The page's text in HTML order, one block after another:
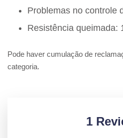
Problemas no controle
Resistência queimada:
Pode haver cumulação de
categoria.
1